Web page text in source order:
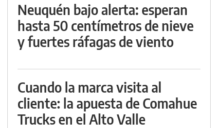
Neuquén bajo alerta: esperan
hasta 50 centímetros de nieve
y fuertes ráfagas de viento
Cuando la marca visita al
cliente: la apuesta de Comahue
Trucks en el Alto Valle